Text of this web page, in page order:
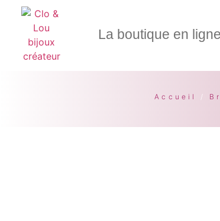
La boutique en ligne
Accueil /